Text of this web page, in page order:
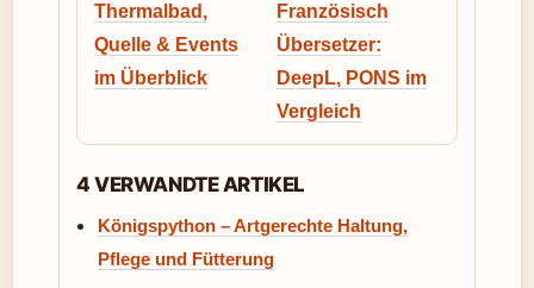
Thermalbad,
Quelle & Events
im Überblick
Französisch
Übersetzer:
DeepL, PONS im
Vergleich
4 VERWANDTE ARTIKEL
Königspython – Artgerechte Haltung,
Pflege und Fütterung